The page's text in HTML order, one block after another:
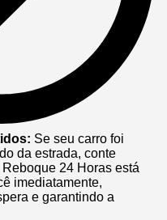
Se seu carro foi
da estrada, conte
24 Horas está
imediatamente,
e garantindo a